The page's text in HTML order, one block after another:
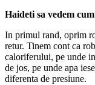
Haideti sa vedem
In primul rand, oprim
retur. Tinem cont ca
caloriferului, pe unde
de jos, pe unde apa
diferenta de presiune.